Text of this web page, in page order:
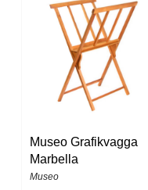
Museo Grafikvagga
Marbella
Museo